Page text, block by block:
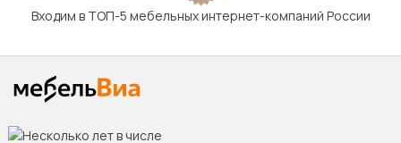
Входим в ТОП-5 мебельных интернет-компаний России